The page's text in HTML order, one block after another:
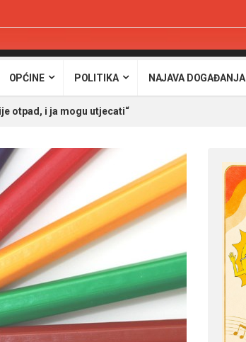
OPĆINE POLITIKA NAJAVA DOGAĐANJA
otpad, i ja mogu utjecati“